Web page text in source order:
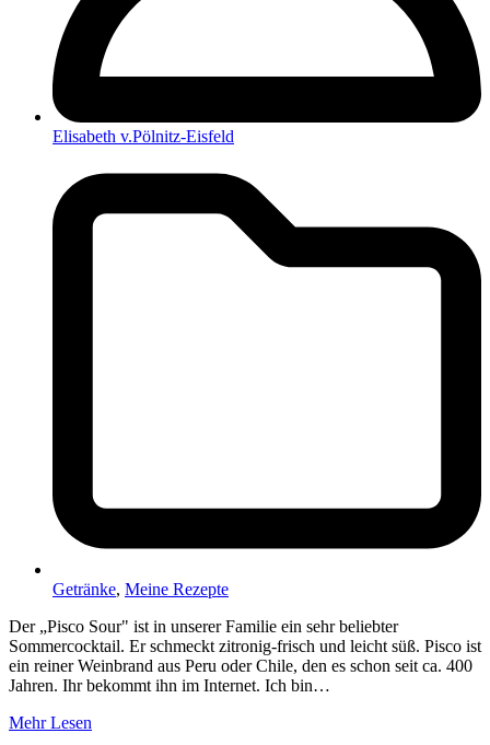
Elisabeth v.Pölnitz-Eisfeld
Getränke, Meine Rezepte
Der „Pisco Sour" ist in unserer Familie ein sehr beliebter
Sommercocktail. Er schmeckt zitronig-frisch und leicht süß. Pisco ist
ein reiner Weinbrand aus Peru oder Chile, den es schon seit ca. 400
Jahren. Ihr bekommt ihn im Internet. Ich bin…
Mehr Lesen